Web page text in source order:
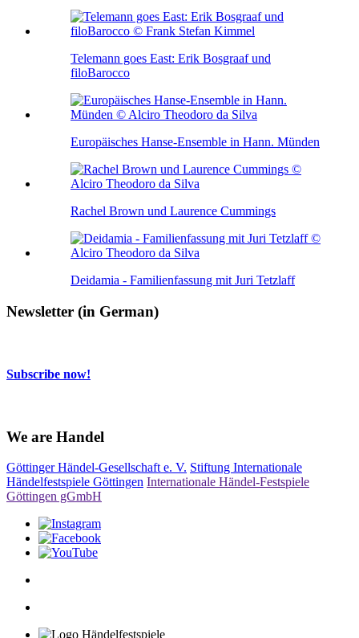
Telemann goes East: Erik Bosgraaf und
filoBarocco
Europäisches Hanse-Ensemble in Hann. Münden
Rachel Brown und Laurence Cummings
Deidamia - Familienfassung mit Juri Tetzlaff
Newsletter (in German)
Subscribe now!
We are Handel
Göttinger Händel-Gesellschaft e. V. Stiftung Internationale
Händelfestspiele Göttingen Internationale Händel-Festspiele
Göttingen gGmbH